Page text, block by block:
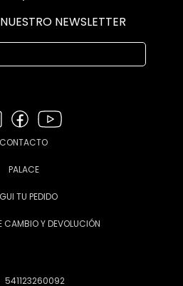
NEWSLETTER
CONTACTO
PALACE
TU PEDIDO
CAMBIO Y DEVOLUCIÓN
541123260092